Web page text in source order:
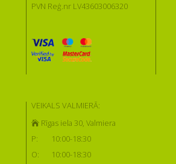
PVN Reģ.nr LV43603006320
VEIKALS VALMIERĀ:
Rīgas iela 30, Valmiera
P:
10:00-18:30
O:
10:00-18:30